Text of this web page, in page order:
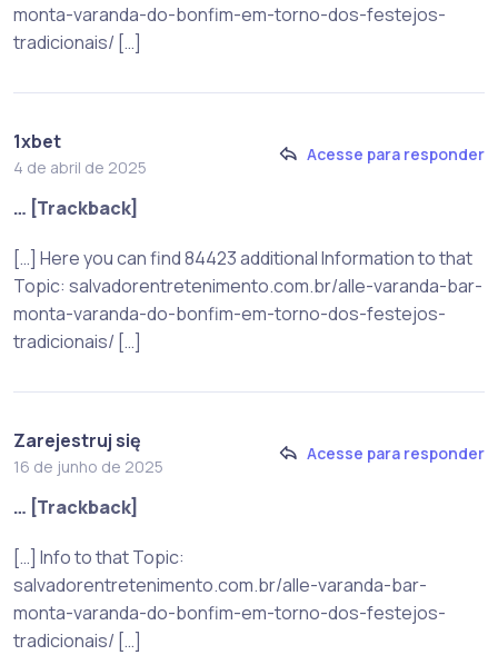
monta-varanda-do-bonfim-em-torno-dos-festejos-
tradicionais/ […]
1xbet
4 de abril de 2025
Acesse para responder
… [Trackback]
[…] Here you can find 84423 additional Information to that
Topic: salvadorentretenimento.com.br/alle-varanda-bar-
monta-varanda-do-bonfim-em-torno-dos-festejos-
tradicionais/ […]
Zarejestruj się
16 de junho de 2025
Acesse para responder
… [Trackback]
[…] Info to that Topic:
salvadorentretenimento.com.br/alle-varanda-bar-
monta-varanda-do-bonfim-em-torno-dos-festejos-
tradicionais/ […]